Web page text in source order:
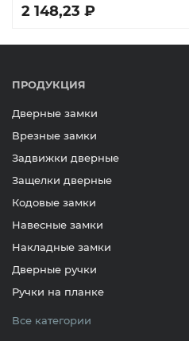
2 148,23 ₽
ПРОДУКЦИЯ
Дверные замки
Врезные замки
Задвижки дверные
Защелки дверные
Кодовые замки
Навесные замки
Накладные замки
Дверные ручки
Ручки на планке
Все категории